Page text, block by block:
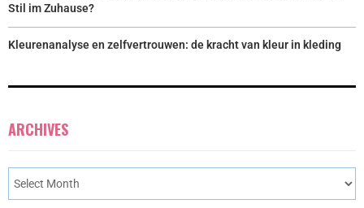
Stil im Zuhause?
Kleurenanalyse en zelfvertrouwen: de kracht van kleur in kleding
ARCHIVES